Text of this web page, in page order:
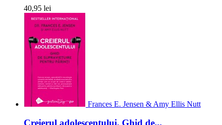
40,95 lei
Frances E. Jensen & Amy Ellis Nutt